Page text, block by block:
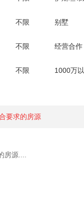
不限 别墅
不限 经营合作
不限 1000万
要求的房源
房源....